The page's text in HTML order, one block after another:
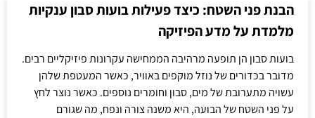
הבנת פני השטח: כיצד פעילות בועות סבון ענקיות
מלמדת על מדע הפיזיקה
בועות סבון הן תופעה מרהיבה הממחישה עקרונות פיזיקליים רבים.
מדובר בכדורים של נוזל מוקפים באוויר, כאשר המעטפת שלהן
עשויה מתערובת של מים, סבון וחומרים נוספים. כאשר נוצר לחץ
על פני השטח של הבועה, היא משנה צורה ונפח, מה שגורם